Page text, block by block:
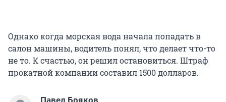
Однако когда морская вода начала попадать в
салон машины, водитель понял, что делает что-то
не то. К счастью, он решил остановиться. Штраф
прокатной компании составил 1500 долларов.
Павел Бряков